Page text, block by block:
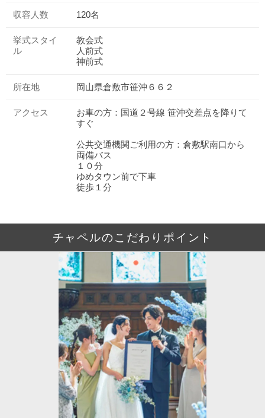
収容人数 120名
挙式スタイ
ル
教会式
人前式
神前式
所在地 岡山県倉敷市笹沖６６２
アクセス
お車の方：国道２号線 笹沖交差点を降りて
すぐ
公共交通機関ご利用の方：倉敷駅南口から
両備バス
１０分
ゆめタウン前で下車
徒歩１分
チャペルのこだわりポイント